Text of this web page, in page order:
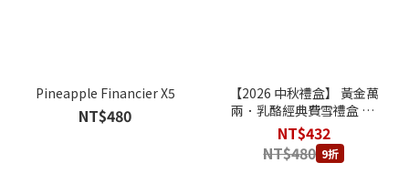
Pineapple Financier X5
NT$480
【2026 中秋禮盒】 黃金萬
兩．乳酪經典費雪禮盒 ( 5
入/盒)
NT$432
NT$480 9折